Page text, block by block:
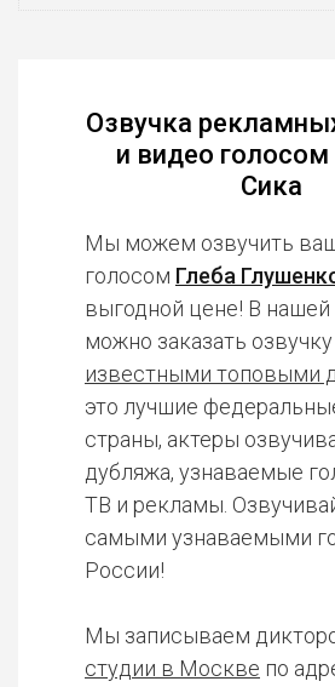
Озвучка
и видео
Сика
Мы можем озвучить
голосом Глеба
выгодной цене! В нашей
можно заказать озвучку
известными топовыми
это лучшие
страны, актеры
дубляжа, узнаваемые
ТВ и рекламы.
самыми узнаваемыми
России!
Мы записываем
студии в Москве по